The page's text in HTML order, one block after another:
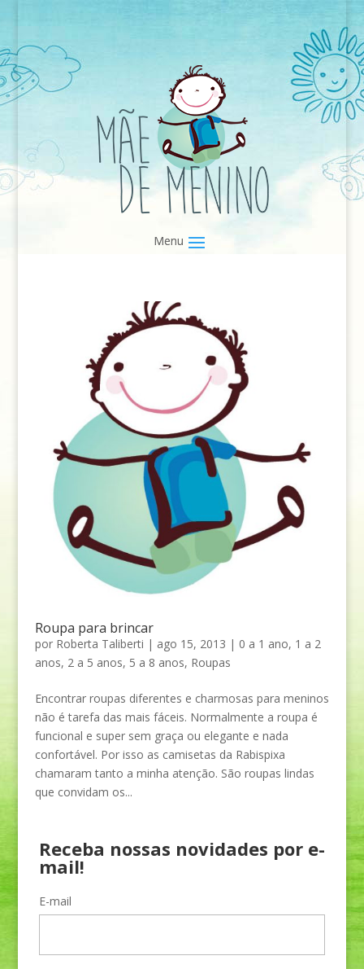
Roupa para brincar
por Roberta Taliberti | ago 15, 2013 | 0 a 1 ano, 1 a 2
anos, 2 a 5 anos, 5 a 8 anos, Roupas
Encontrar roupas diferentes e charmosas para meninos
não é tarefa das mais fáceis. Normalmente a roupa é
funcional e super sem graça ou elegante e nada
confortável. Por isso as camisetas da Rabispixa
chamaram tanto a minha atenção. São roupas lindas
que convidam os...
Receba nossas novidades por e-
mail!
E-mail